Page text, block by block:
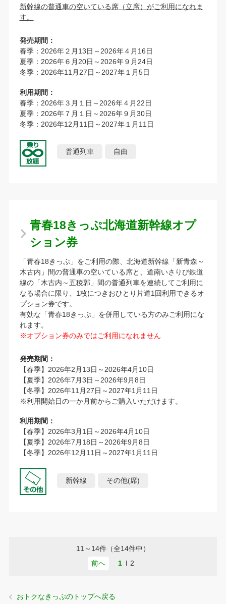
新幹線の普通車の空いている席（立席）がご利用になれま
す。
発売期間：
春季：2026年２月13日～2026年４月16日
夏季：2026年６月20日～2026年９月24日
冬季：2026年11月27日～2027年１月5日
利用期間：
春季：2026年３月１日～2026年４月22日
夏季：2026年７月１日～2026年９月30日
冬季：2026年12月11日～2027年１月11日
普通列車 自由
青春18きっぷ北海道新幹線オプ
ション券
「青春18きっぷ」をご利用の際、北海道新幹線「新青森～
木古内」間の普通車の空いている席と、道南いさりび鉄道
線の「木古内～五稜郭」間の普通列車を連続してご利用に
なる場合に限り、1枚につきおひとり片道1回利用できるオ
プション券です。
有効な「青春18きっぷ」を併用している方のみご利用にな
れます。
※オプション券のみではご利用になれません
発売期間：
【春季】2026年2月13日～2026年4月10日
【夏季】2026年7月3日～2026年9月8日
【冬季】2026年11月27日～2027年1月11日
※利用開始日の一か月前からご購入いただけます。
利用期間：
【春季】2026年3月1日～2026年4月10日
【夏季】2026年7月18日～2026年9月8日
【冬季】2026年12月11日～2027年1月11日
新幹線 その他(席)
11～14件（全14件中）
前へ
1 2
おトクなきっぷのトップへ戻る